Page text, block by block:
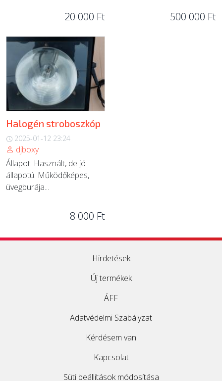
20 000 Ft 500 000 Ft
Halogén stroboszkóp
2025-01-12 23:24
djboxy
Állapot: Használt, de jó
állapotú. Működőképes,
üvegburája...
8 000 Ft
Hirdetések
Új termékek
ÁFF
Adatvédelmi Szabályzat
Kérdésem van
Kapcsolat
Süti beállítások módosítása